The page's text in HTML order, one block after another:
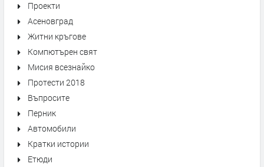
Проекти
Асеновград
Житни кръгове
Компютърен свят
Мисия всезнайко
Протести 2018
Въпросите
Перник
Автомобили
Кратки истории
Етюди